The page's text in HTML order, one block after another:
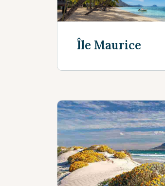
Île Maurice
Découvrir plus